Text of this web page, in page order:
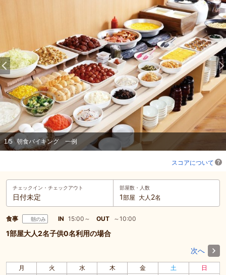
1/5 朝食バイキング 一例
スコアについて
チェックイン・ チェックアウト
日付未定
部屋数・人数
1部屋 大人 2名
食事 朝のみ IN 15:00～ OUT ～10:00
1部屋大人2名子供0名利用の場合
次へ
月 火 水 木 金 土 日